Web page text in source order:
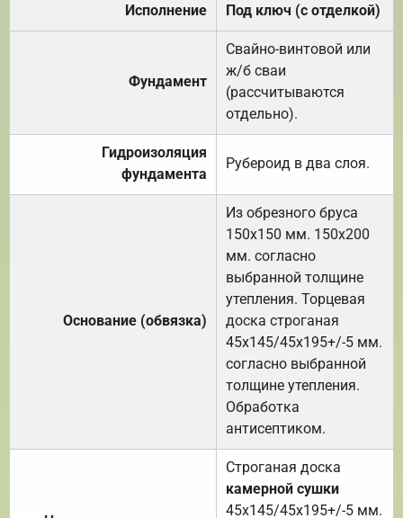
Исполнение Под ключ (с отделкой)
Фундамент
Свайно-винтовой или
ж/б сваи
(рассчитываются
отдельно).
Гидроизоляция
фундамента
Рубероид в два слоя.
Основание (обвязка)
Из обрезного бруса
150х150 мм. 150х200
мм. согласно
выбранной толщине
утепления. Торцевая
доска строганая
45х145/45х195+/-5 мм.
согласно выбранной
толщине утепления.
Обработка
антисептиком.
Строганая доска
камерной сушки
45х145/45х195+/-5 мм.